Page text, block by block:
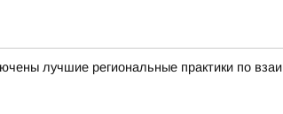
лучшие региональные практики по